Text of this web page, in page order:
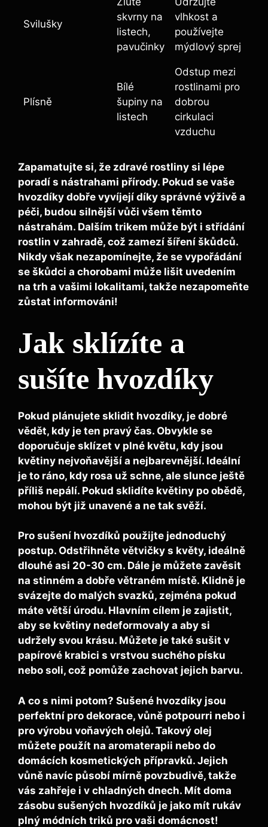
Svilušky
skvrny na
listech,
pavučinky
vlhkost a
používejte
mýdlový sprej
Plísně
Bílé
šupiny na
listech
Odstup mezi
rostlinami pro
dobrou
cirkulaci
vzduchu
Zapamatujte si, že zdravé rostliny si lépe
poradí s nástrahami přírody. Pokud se vaše
hvozdíky dobře vyvíjejí díky správné výživě a
péči, budou silnější vůči všem těmto
nástrahám. Dalším trikem může být i střídání
rostlin v zahradě, což zamezí šíření škůdců.
Nikdy však nezapomínejte, že se vypořádání
se škůdci a chorobami může lišit uvedením
na trh a vašimi lokalitami, takže nezapomeňte
zůstat informováni!
Jak sklízíte a
sušíte hvozdíky
Pokud plánujete sklidit hvozdíky, je dobré
vědět, kdy je ten pravý čas. Obvykle se
doporučuje sklízet v plné květu, kdy jsou
květiny nejvoňavější a nejbarevnější. Ideální
je to ráno, kdy rosa už schne, ale slunce ještě
příliš nepálí. Pokud sklidíte květiny po obědě,
mohou být již unavené a ne tak svěží.
Pro sušení hvozdíků použijte jednoduchý
postup. Odstřihněte větvičky s květy, ideálně
dlouhé asi 20-30 cm. Dále je můžete zavěsit
na stinném a dobře větraném místě. Klidně je
svázejte do malých svazků, zejména pokud
máte větší úrodu. Hlavním cílem je zajistit,
aby se květiny nedeformovaly a aby si
udržely svou krásu. Můžete je také sušit v
papírové krabici s vrstvou suchého písku
nebo soli, což pomůže zachovat jejich barvu.
A co s nimi potom? Sušené hvozdíky jsou
perfektní pro dekorace, vůně potpourri nebo i
pro výrobu voňavých olejů. Takový olej
můžete použít na aromaterapii nebo do
domácích kosmetických přípravků. Jejich
vůně navíc působí mírně povzbudivě, takže
vás zahřeje i v chladných dnech. Mít doma
zásobu sušených hvozdíků je jako mít rukáv
plný módních triků pro vaši domácnost!